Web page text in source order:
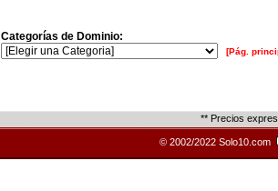
Categorías de Dominio:
[Pág.
** Precios
© 2002/2022 Solo10.com